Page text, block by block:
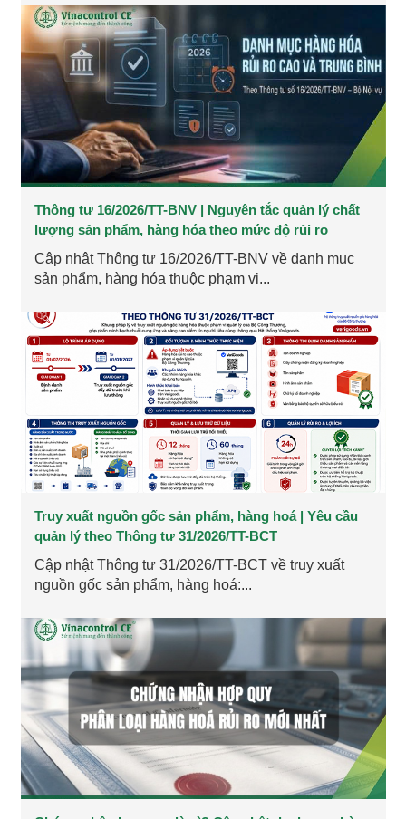
Thông tư 16/2026/TT-BNV | Nguyên tắc quản lý chất
lượng sản phẩm, hàng hóa theo mức độ rủi ro
Cập nhật Thông tư 16/2026/TT-BNV về danh mục
sản phẩm, hàng hóa thuộc phạm vi...
Truy xuất nguồn gốc sản phẩm, hàng hoá | Yêu cầu
quản lý theo Thông tư 31/2026/TT-BCT
Cập nhật Thông tư 31/2026/TT-BCT về truy xuất
nguồn gốc sản phẩm, hàng hoá:...